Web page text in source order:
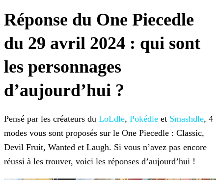
Réponse du One Piecedle
du 29 avril 2024 : qui sont
les personnages
d’aujourd’hui ?
Pensé par les créateurs du LoLdle, Pokédle et Smashdle, 4
modes vous sont proposés sur le One Piecedle : Classic,
Devil Fruit, Wanted et Laugh. Si vous n’avez pas encore
réussi à les trouver, voici les réponses d’aujourd’hui !